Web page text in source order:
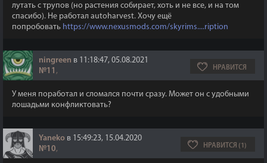
лутать с трупов (но растения собирает, хоть и не все, и на том
спасибо). Не работал autoharvest. Хочу ещё
попробовать https://www.nexusmods.com/skyrims....ription
ningreen в 11:18:47, 05.08.2021
№11 , НРАВИТСЯ
У меня поработал и сломался почти сразу. Может он с удобными
лошадьми конфликтовать?
Yaneko в 15:49:23, 15.04.2020
№10, НРАВИТСЯ (1)